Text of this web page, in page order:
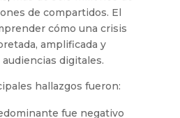
de compartidos. El
cómo una crisis
amplificada y
digitales.
hallazgos fueron:
fue negativo